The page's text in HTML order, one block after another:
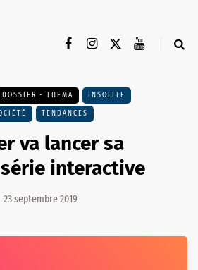
DOSSIER - THEMA INSOLITE
TENDANCES
va lancer sa
interactive
23 septembre 2019